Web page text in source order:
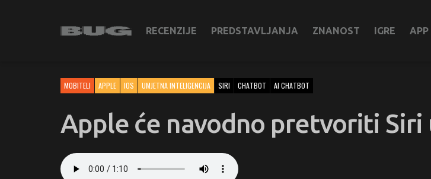
RECENZIJE PREDSTAVLJANJA ZNANOST IGRE APP
MOBITELI APPLE IOS UMJETNA INTELIGENCIJA SIRI CHATBOT AI CHATBOT
Apple će navodno pretvoriti